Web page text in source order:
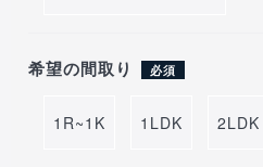
希望の間取り 必須
1R~1K 1LDK 2LDK